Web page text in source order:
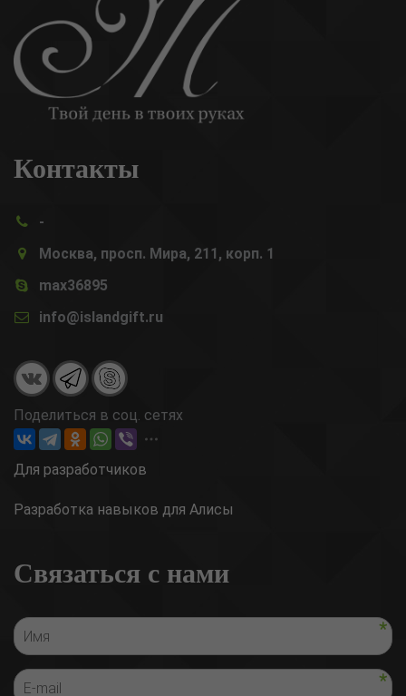
Контакты
-
Москва, просп. Мира, 211, корп. 1
max36895
info@islandgift.ru
Поделиться в соц. сетях
Для разработчиков
Разработка навыков для Алисы
Связаться с нами